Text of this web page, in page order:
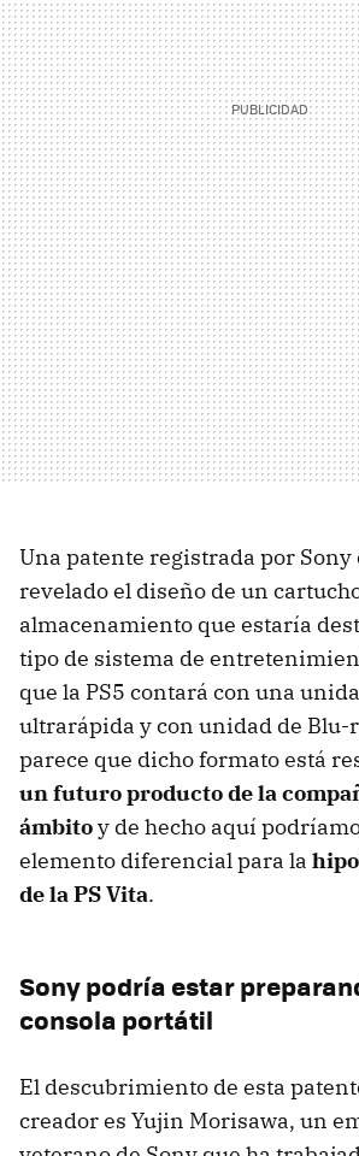
Una patente registrada por Sony
revelado el diseño de un
almacenamiento que estaría
tipo de sistema de
que la PS5 contará con una
ultrarápida y con unidad de Blu-
parece que dicho formato está
un futuro producto de la
ámbitoy de hecho aquí
elemento diferencial para la
de la PS Vita.
Sony podría estar
consola portátil
El descubrimiento de esta
creador es Yujin Morisawa, un